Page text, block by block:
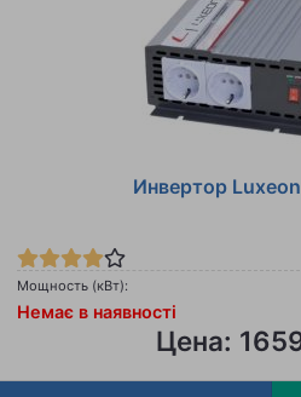
Инвертор
Мощность (кВт):
Цена:
Немає в наявності